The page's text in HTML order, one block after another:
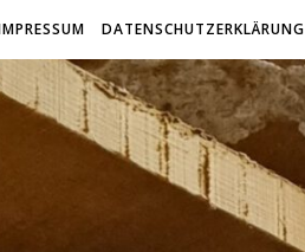
DATENSCHUTZERKLÄRUNG